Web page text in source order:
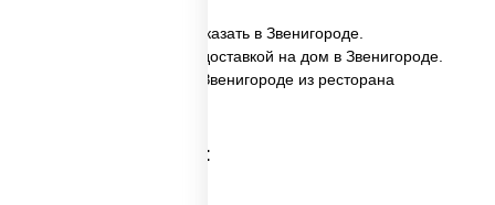
✅ Запеченный лосось заказать в Звенигороде.
✅ Запеченный лосось с доставкой на дом в Звенигороде.
✅ Запеченный лосось в Звенигороде из ресторана
Категории товара: